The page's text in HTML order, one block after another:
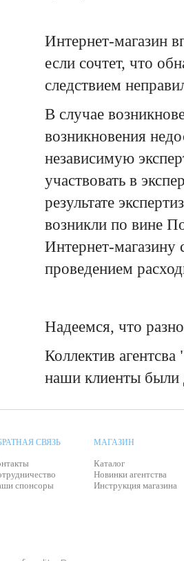
Интернет-магазин
если сочтет, что
следствием
В случае
возникновения
независимую
участвовать в
результате
возникли по вине
Интернет-магазину
проведением
Надеемся, что
Коллектив
наши клиенты были
СВЯЗЬ
спонсоры
МАГАЗИН
Каталог
Новинки агентства
Инструкция магазина